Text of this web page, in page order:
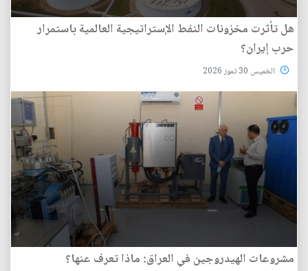
هل تأثرت مخزونات النفط الإستراتيجية العالمية باستمرار
حرب إيران؟
الخميس 30 تموز 2026
مشروعات الهيدروجين في العراق: ماذا تعرف عنها؟